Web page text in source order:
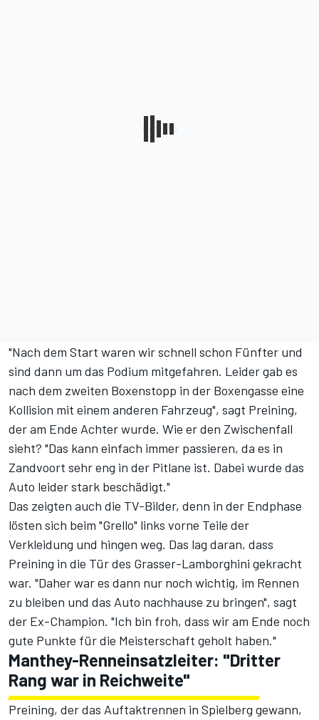
"Nach dem Start waren wir schnell schon Fünfter und
sind dann um das Podium mitgefahren. Leider gab es
nach dem zweiten Boxenstopp in der Boxengasse eine
Kollision mit einem anderen Fahrzeug", sagt Preining,
der am Ende Achter wurde. Wie er den Zwischenfall
sieht? "Das kann einfach immer passieren, da es in
Zandvoort sehr eng in der Pitlane ist. Dabei wurde das
Auto leider stark beschädigt."
Das zeigten auch die TV-Bilder, denn in der Endphase
lösten sich beim "Grello" links vorne Teile der
Verkleidung und hingen weg. Das lag daran, dass
Preining in die Tür des Grasser-Lamborghini gekracht
war. "Daher war es dann nur noch wichtig, im Rennen
zu bleiben und das Auto nachhause zu bringen", sagt
der Ex-Champion. "Ich bin froh, dass wir am Ende noch
gute Punkte für die Meisterschaft geholt haben."
Manthey-Renneinsatzleiter: "Dritter
Rang war in Reichweite"
Preining, der das Auftaktrennen in Spielberg gewann,